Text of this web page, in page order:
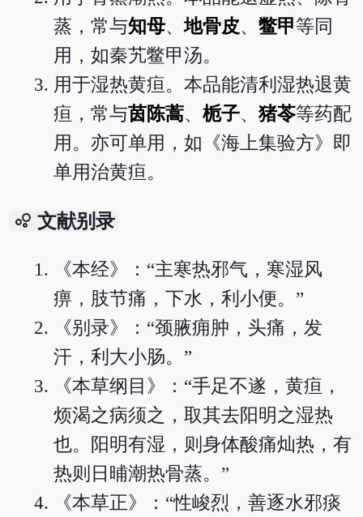
蒸，常与知母、地骨皮、鳖甲等同
用，如秦艽鳖甲汤。
用于湿热黄疸。本品能清利湿热退黄
疸，常与茵陈蒿、栀子、猪苓等药配
用。亦可单用，如《海上集验方》即
单用治黄疸。
bubble_chart 文献别录
《本经》：“主寒热邪气，寒湿风
痹，肢节痛，下水，利小便。”
《别录》：“颈腋痈肿，头痛，发
汗，利大小肠。”
《本草纲目》：“手足不遂，黄疸，
烦渴之病须之，取其去阳明之湿热
也。阳明有湿，则身体酸痛灿热，有
热则日晡潮热骨蒸。”
《本草正》：“性峻烈，善逐水邪痰